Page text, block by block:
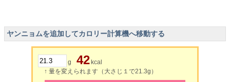
ヤンニョムを追加してカロリー計算機へ移動する
g 42 kcal
↑ 量を変えられます（大さじ１で21.3g）